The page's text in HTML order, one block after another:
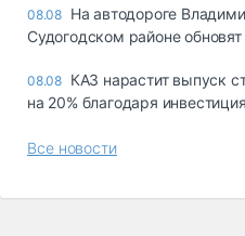
08.08 На автодороге
Судогодском районе
08.08 КАЗ нарастит выпуск
на 20% благодаря
Все новости